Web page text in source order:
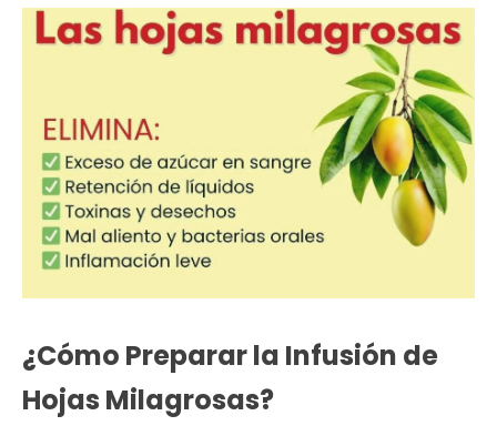
¿Cómo Preparar la Infusión de
Hojas Milagrosas?